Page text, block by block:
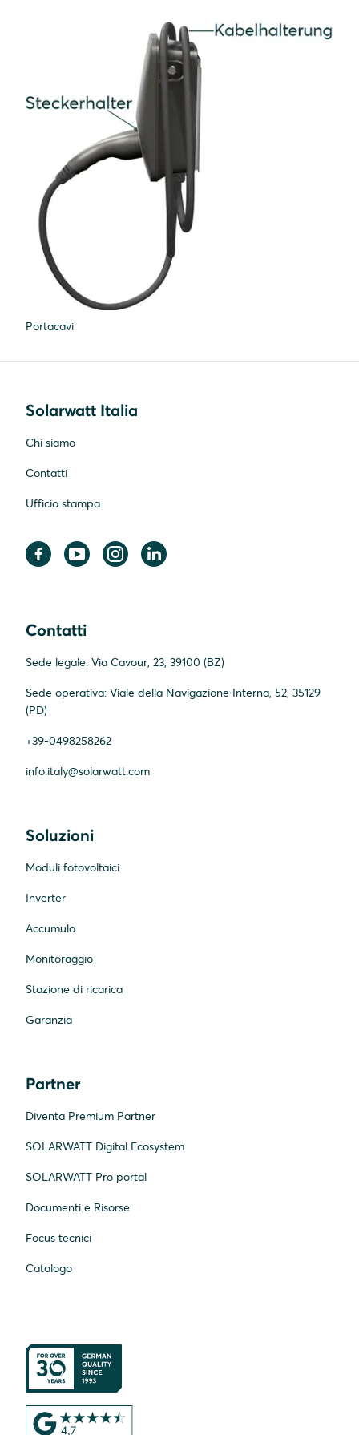
Portacavi
Solarwatt Italia
Chi siamo
Contatti
Ufficio stampa
Contatti
Sede legale: Via Cavour, 23, 39100 (BZ)
Sede operativa: Viale della Navigazione Interna, 52, 35129
(PD)
+39-0498258262
info.italy@solarwatt.com
Soluzioni
Moduli fotovoltaici
Inverter
Accumulo
Monitoraggio
Stazione di ricarica
Garanzia
Partner
Diventa Premium Partner
SOLARWATT Digital Ecosystem
SOLARWATT Pro portal
Documenti e Risorse
Focus tecnici
Catalogo